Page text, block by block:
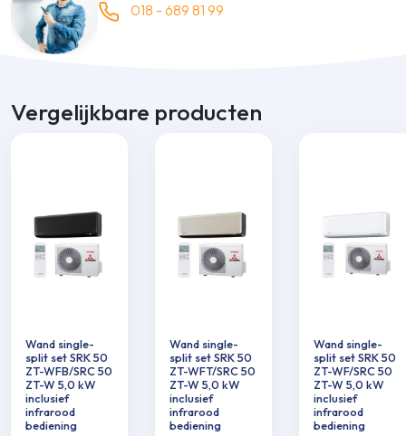
018 - 689 81 99
Vergelijkbare producten
Wand single-
split set SRK 50
ZT-WFB/SRC 50
ZT-W 5,0 kW
inclusief
infrarood
bediening
Wand single-
split set SRK 50
ZT-WFT/SRC 50
ZT-W 5,0 kW
inclusief
infrarood
bediening
Wand single-
split set SRK 50
ZT-WF/SRC 50
ZT-W 5,0 kW
inclusief
infrarood
bediening